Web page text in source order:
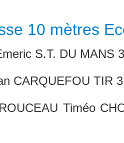
10 mètres
S.T. DU MANS
CARQUEFOU TIR
Timéo